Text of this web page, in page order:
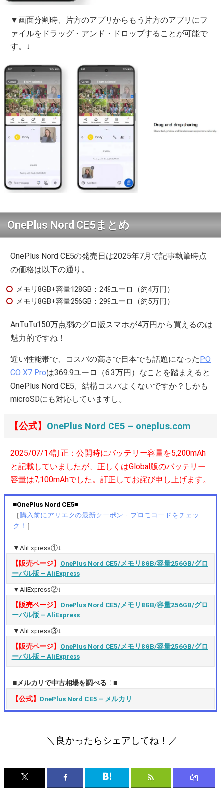
▼画面分割時、片方のアプリからもう片方のアプリにフ
ァイルをドラッグ・アンド・ドロップすることが可能で
す。↓
OnePlus Nord CE5まとめ
OnePlus Nord CE5の発売日は2025年7月で記事執筆時点
の価格は以下の通り。
メモリ8GB+容量128GB：249ユーロ（約4万円）
メモリ8GB+容量256GB：299ユーロ（約5万円）
AnTuTu150万点弱のグロ版スマホが4万円から買えるのは
魅力的ですね！
近い性能帯で、コスパの高さで日本でも話題になったPO
CO X7 Proは369.9ユーロ（6.3万円）なことを踏まえると
OnePlus Nord CE5、結構コスパよくないですか？しかも
microSDにも対応していますし。
【公式】 OnePlus Nord CE5 – oneplus.com
2025/07/14訂正：公開時にバッテリー容量を5,200mAh
と記載していましたが、正しくはGlobal版のバッテリー
容量は7,100mAhでした。訂正してお詫び申し上げます。
■OnePlus Nord CE5■
［購入前にアリエクの最新クーポン・プロモコードをチェッ
ク！ ］
▼AliExpress①↓
【販売ページ】 OnePlus Nord CE5/メモリ8GB/容量256GB/グロ
ーバル版 – AliExpress
▼AliExpress②↓
【販売ページ】 OnePlus Nord CE5/メモリ8GB/容量256GB/グロ
ーバル版 – AliExpress
▼AliExpress③↓
【販売ページ】 OnePlus Nord CE5/メモリ8GB/容量256GB/グロ
ーバル版 – AliExpress
■メルカリで中古相場を調べる！■
【公式】 OnePlus Nord CE5 – メルカリ
＼良かったらシェアしてね！／